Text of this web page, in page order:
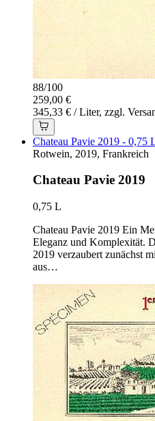
88/100
259,00 €
345,33 € / Liter, zzgl.
Chateau Pavie 2019 - 0,75
Rotwein, 2019, Frankreich
Chateau Pavie 2019
0,75 L
Chateau Pavie 2019 Ein
Eleganz und Komplexität.
2019 verzaubert zunächst
aus…